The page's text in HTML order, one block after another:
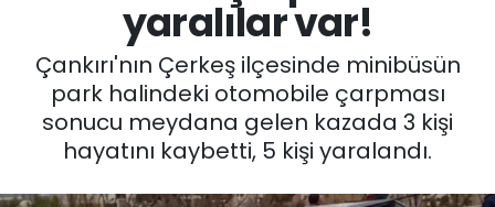
yaralılar var!
Çankırı'nın Çerkeş ilçesinde minibüsün
park halindeki otomobile çarpması
sonucu meydana gelen kazada 3 kişi
hayatını kaybetti, 5 kişi yaralandı.
GÜNCEL
SİYASET
EĞİTİM
Süper Lig Puan Durumu ve Fikstür
Tüm Manşetler
Son Dakika Haberleri